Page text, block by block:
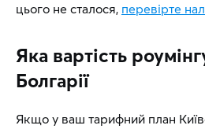
цього не сталося, перевірте
Яка вартість
Болгарії
Якщо у ваш тарифний план